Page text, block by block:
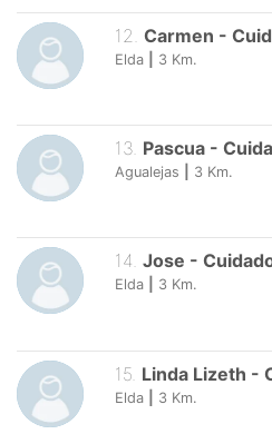
12 Carmen -
Elda 3 Km.
13. Pascua -
Agualejas 3 Km.
14. Jose -
Elda 3 Km.
15 Linda Lizeth -
Elda 3 Km.